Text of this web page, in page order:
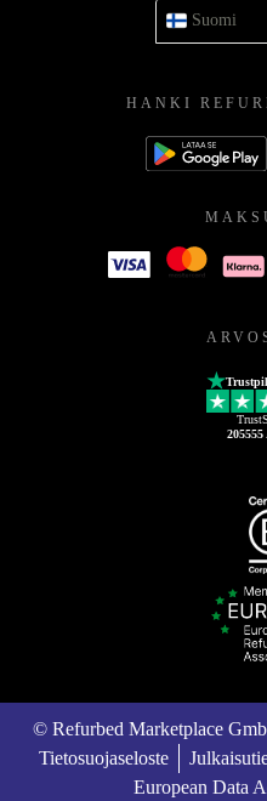
Suomi
HANKI
205555
© Refurbed Marketplace
Tietosuojaseloste
European Data